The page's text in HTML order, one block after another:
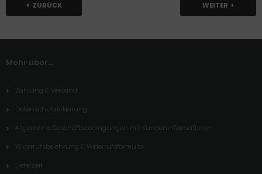
ZURÜCK WEITER
Mehr über...
Zahlung & Versand
Datenschutzerklärung
Allgemeine Geschäftsbedingungen mit Kundeninformationen
Widerrufsbelehrung & Widerrufsformular
Lieferzeit